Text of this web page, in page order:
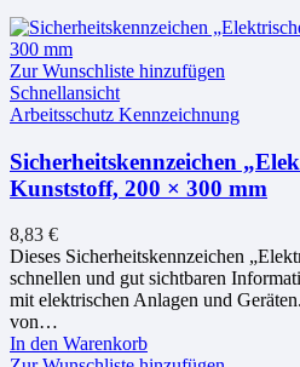
Zur Wunschliste hinzufügen
Schnellansicht
Arbeitsschutz Kennzeichnung
Sicherheitskennzeichen
Kunststoff, 200 × 300 mm
8,83 €
Dieses Sicherheitskennzeichen
schnellen und gut sichtbaren
mit elektrischen Anlagen und
von…
In den Warenkorb